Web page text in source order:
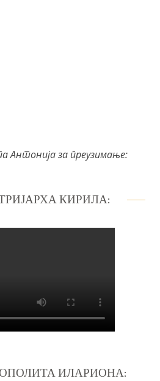
Антонија за преузимање:
КИРИЛА:
ИЛАРИОНА: